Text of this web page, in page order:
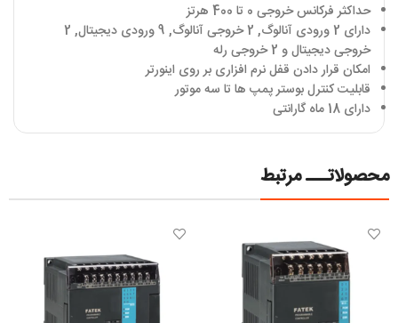
حداکثر فرکانس خروجی 0 تا 400 هرتز
دارای 2 ورودی آنالوگ
,
,
,
2
خروجی دیجیتال و 2 خروجی رله
امکان قرار دادن قفل نرم افزاری بر روی اینورتر
قابلیت کنترل بوستر پمپ ها تا سه موتور
دارای 18 ماه گارانتی
محصولاتـــ مرتبط